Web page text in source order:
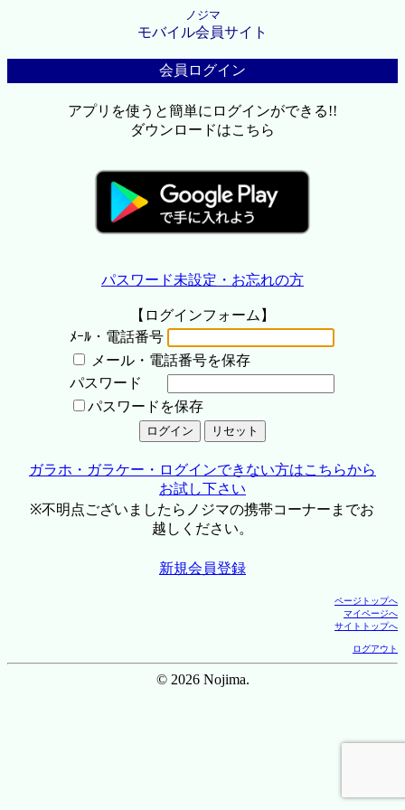
ノジマ
モバイル会員サイト
会員ログイン
アプリを使うと簡単にログインができる!!
ダウンロードはこちら
パスワード未設定・お忘れの方
【ログインフォーム】
ﾒｰﾙ・電話番号
メール・電話番号を保存
パスワード
パスワードを保存
ガラホ・ガラケー・ログインできない方はこちらから
お試し下さい
※不明点ございましたらノジマの携帯コーナーまでお
越しください。
新規会員登録
ページトップへ
マイページへ
サイトトップへ
ログアウト
© 2026 Nojima.